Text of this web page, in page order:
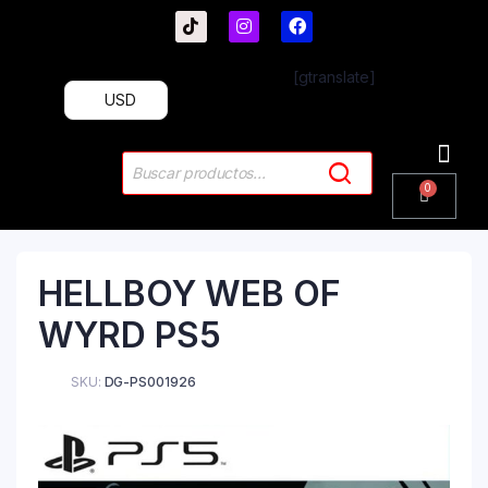
[gtranslate]
USD
HELLBOY WEB OF
WYRD PS5
SKU: DG-PS001926